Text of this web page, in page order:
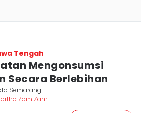
Tengah
Mengonsumsi
Secara Berlebihan
Semarang
Zam Zam